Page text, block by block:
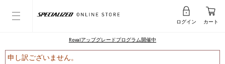
ログイン カート
Rovalアップグレードプログラム開催中
申し訳ございません。